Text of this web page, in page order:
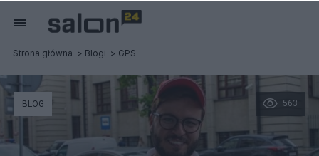
Strona główna Blogi GPS
563
BLOG